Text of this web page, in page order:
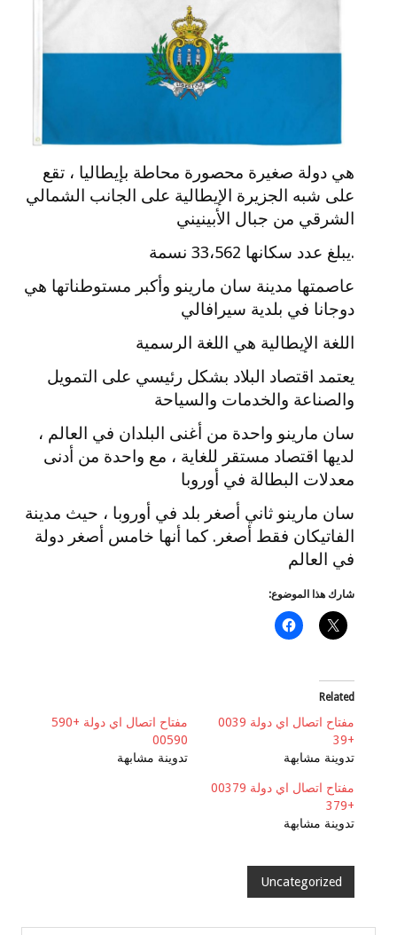
هي دولة صغيرة محصورة محاطة بإيطاليا ، تقع
على شبه الجزيرة الإيطالية على الجانب الشمالي
الشرقي من جبال الأبينيني
.يبلغ عدد سكانها 33،562 نسمة
عاصمتها مدينة سان مارينو وأكبر مستوطناتها هي
دوجانا في بلدية سيرافالي
اللغة الإيطالية هي اللغة الرسمية
يعتمد اقتصاد البلاد بشكل رئيسي على التمويل
والصناعة والخدمات والسياحة
سان مارينو واحدة من أغنى البلدان في العالم ،
لديها اقتصاد مستقر للغاية ، مع واحدة من أدنى
معدلات البطالة في أوروبا
سان مارينو ثاني أصغر بلد في أوروبا ، حيث مدينة
الفاتيكان فقط أصغر. كما أنها خامس أصغر دولة
في العالم
شارك هذا الموضوع:
Related
مفتاح اتصال اي دولة 0039
+39
تدوينة مشابهة
مفتاح اتصال اي دولة +590
00590
تدوينة مشابهة
مفتاح اتصال اي دولة 00379
+379
تدوينة مشابهة
Uncategorized